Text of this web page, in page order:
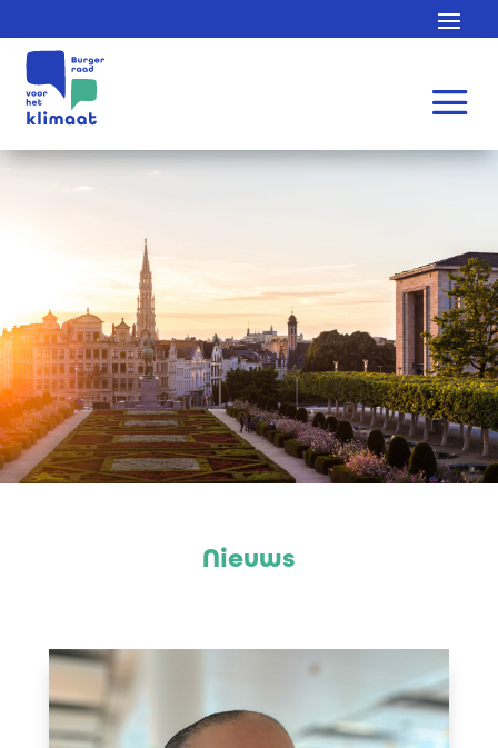
Nieuws